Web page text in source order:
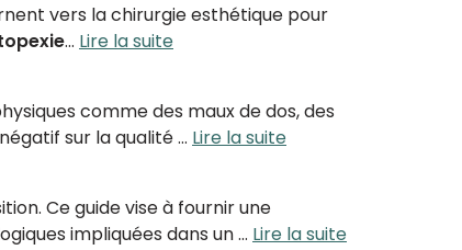
vers la chirurgie esthétique pour
… Lire la suite
comme des maux de dos, des
sur la qualité … Lire la suite
Ce guide vise à fournir une
impliquées dans un … Lire la suite